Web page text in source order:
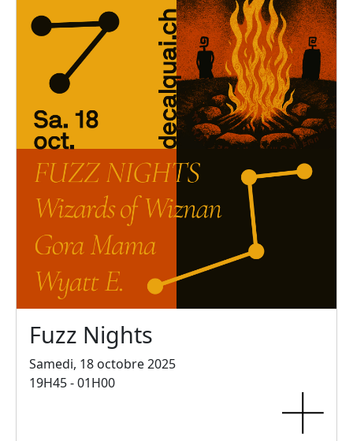
Fuzz Nights
Samedi, 18 octobre 2025
19H45 - 01H00